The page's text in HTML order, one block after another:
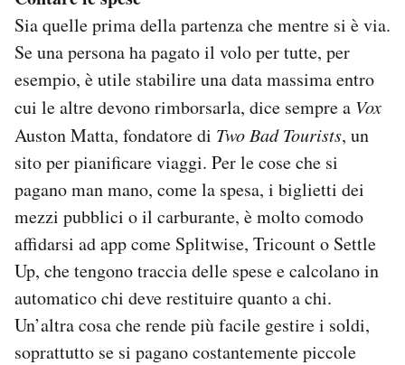
Sia quelle prima della partenza che mentre si è via.
Se una persona ha pagato il volo per tutte, per
esempio, è utile stabilire una data massima entro
cui le altre devono rimborsarla, dice sempre a Vox
Auston Matta, fondatore di Two Bad Tourists, un
sito per pianificare viaggi. Per le cose che si
pagano man mano, come la spesa, i biglietti dei
mezzi pubblici o il carburante, è molto comodo
affidarsi ad app come Splitwise, Tricount o Settle
Up, che tengono traccia delle spese e calcolano in
automatico chi deve restituire quanto a chi.
Un’altra cosa che rende più facile gestire i soldi,
soprattutto se si pagano costantemente piccole